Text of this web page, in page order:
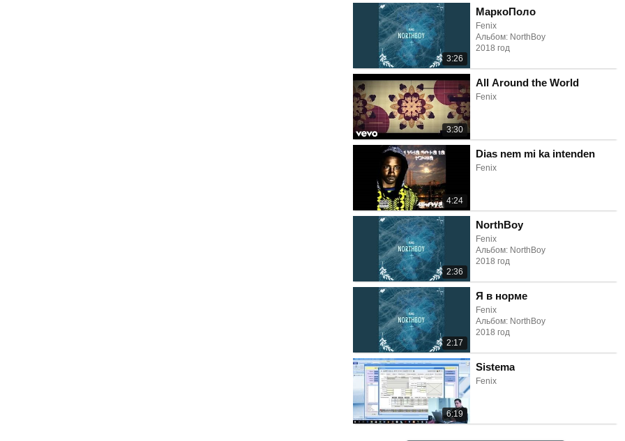
3:26
МаркоПоло
Fenix
Альбом: NorthBoy
2018 год
3:30
All Around the World
Fenix
4:24
Dias nem mi ka intenden
Fenix
2:36
NorthBoy
Fenix
Альбом: NorthBoy
2018 год
2:17
Я в норме
Fenix
Альбом: NorthBoy
2018 год
6:19
Sistema
Fenix